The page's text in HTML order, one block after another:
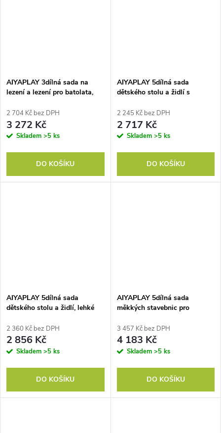
AIYAPLAY 3dílná sada na
lezení a lezení pro batolata,
2 704 Kč bez DPH
3 272 Kč
Skladem >5 ks
DO KOŠÍKU
AIYAPLAY 5dílná sada
dětského stolu a židlí s
do herny, dětský pokoj,
dřevěná, barevná
2 245 Kč bez DPH
2 717 Kč
Skladem >5 ks
DO KOŠÍKU
AIYAPLAY 5dílná sada
dětského stolu a židlí, lehké
2 360 Kč bez DPH
2 856 Kč
Skladem >5 ks
DO KOŠÍKU
AIYAPLAY 5dílná sada
měkkých stavebnic pro
umělá kůže, 5 kreativních
tvarů, sada do interiéru na
lezení, procházení, hraní,
barevná
3 457 Kč bez DPH
4 183 Kč
Skladem >5 ks
DO KOŠÍKU